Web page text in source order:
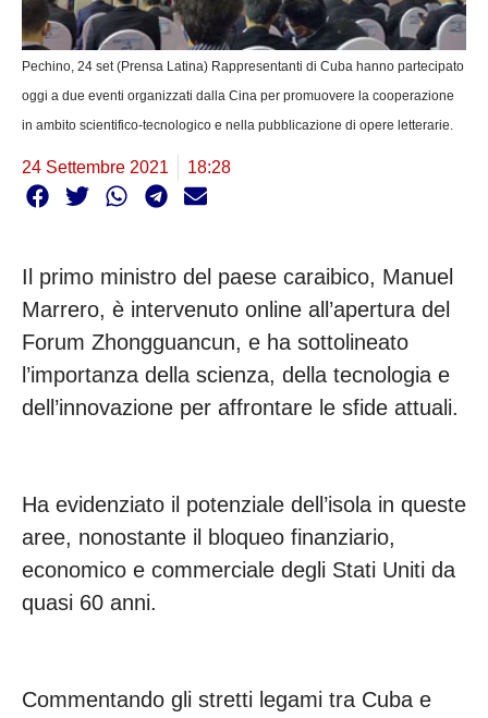
Pechino, 24 set (Prensa Latina) Rappresentanti di Cuba hanno partecipato
oggi a due eventi organizzati dalla Cina per promuovere la cooperazione
in ambito scientifico-tecnologico e nella pubblicazione di opere letterarie.
24 Settembre 2021 18:28
Il primo ministro del paese caraibico, Manuel
Marrero, è intervenuto online all’apertura del
Forum Zhongguancun, e ha sottolineato
l’importanza della scienza, della tecnologia e
dell’innovazione per affrontare le sfide attuali.
Ha evidenziato il potenziale dell’isola in queste
aree, nonostante il bloqueo finanziario,
economico e commerciale degli Stati Uniti da
quasi 60 anni.
Commentando gli stretti legami tra Cuba e